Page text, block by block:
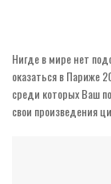
Нигде в мире нет
оказаться в Париже
среди которых Ваш
свои произведения